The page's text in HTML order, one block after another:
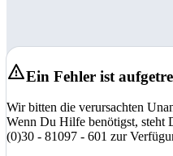
Ein Fehler ist
Wir bitten die verursachten
Wenn Du Hilfe benötigst, steht
(0)30 - 81097 - 601 zur